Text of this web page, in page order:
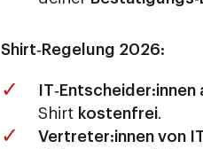
Shirt‑Regelung 2026:
Shirt kostenfrei.
Vertreter:innen von